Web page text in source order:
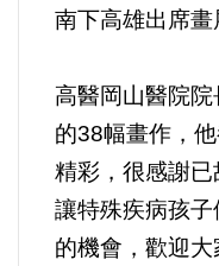
考試/監察
自然/地理/景觀/地球
南下高雄出席畫
高醫岡山醫院
的38幅畫作，
精彩，很感謝已
讓特殊疾病孩
的機會，歡迎